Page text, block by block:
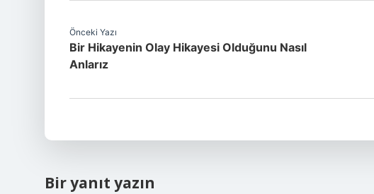
Önceki Yazı
Bir Hikayenin Olay Hikayesi Olduğunu Nasıl
Anlarız
Bir yanıt yazın